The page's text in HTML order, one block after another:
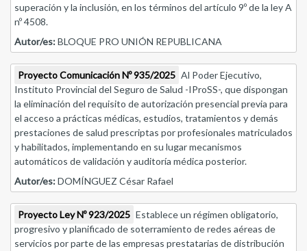
superación y la inclusión, en los términos del artículo 9º de la ley A
nº 4508.
Autor/es:BLOQUE PRO UNIÓN REPUBLICANA
Proyecto Comunicación Nº 935/2025 Al Poder Ejecutivo,
Instituto Provincial del Seguro de Salud -IProSS-, que dispongan
la eliminación del requisito de autorización presencial previa para
el acceso a prácticas médicas, estudios, tratamientos y demás
prestaciones de salud prescriptas por profesionales matriculados
y habilitados, implementando en su lugar mecanismos
automáticos de validación y auditoría médica posterior.
Autor/es:DOMÍNGUEZ César Rafael
Proyecto Ley Nº 923/2025 Establece un régimen obligatorio,
progresivo y planificado de soterramiento de redes aéreas de
servicios por parte de las empresas prestatarias de distribución